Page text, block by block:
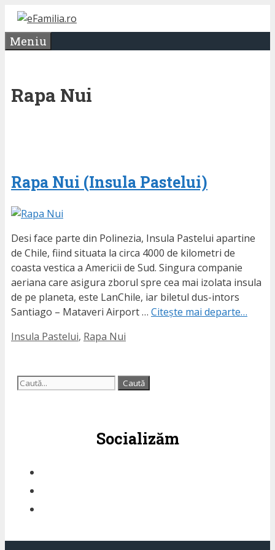
Sari
conținut
Meniu
Rapa Nui
Rapa Nui (Insula Pastelui)
Desi face parte din Polinezia, Insula Pastelui apartine
de Chile, fiind situata la circa 4000 de kilometri de
coasta vestica a Americii de Sud. Singura companie
aeriana care asigura zborul spre cea mai izolata insula
de pe planeta, este LanChile, iar biletul dus-intors
Santiago – Mataveri Airport … Citește mai departe…
Etichete
Insula Pastelui, Rapa Nui
Caută
Socializăm